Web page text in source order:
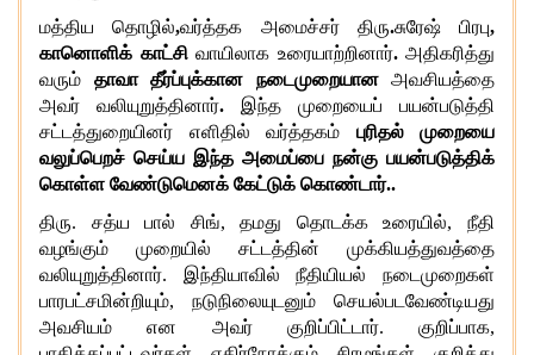
மத்திய தொழில்,வர்த்தக அமைச்சர் திரு.சுரேஷ் பிரபு,
கானொளிக் காட்சிவாயிலாக உரையாற்றினார். அதிகரித்து
வரும் தாவா தீர்ப்புக்கான நடைமுறையானஅவசியத்தை
அவர் வலியுறுத்தினார். இந்த முறையைப் பயன்படுத்தி
சட்டத்துறையினர் எளிதில் வர்த்தகம் புரிதல் முறையை
வலுப்பெறச் செய்ய இந்த அமைப்பை நன்கு பயன்படுத்திக்
கொள்ள வேண்டுமெனக் கேட்டுக் கொண்டார்..
திரு. சத்ய பால் சிங்,தமது தொடக்க உரையில்,நீதி
வழங்கும் முறையில் சட்டத்தின் முக்கியத்துவத்தை
வலியுறுத்தினார். இந்தியாவில் நீதியியல் நடைமுறைகள்
பாரபட்சமின்றியும், நடுநிலையுடனும் செயல்படவேண்டியது
அவசியம் என அவர் குறிப்பிட்டார். குறிப்பாக,